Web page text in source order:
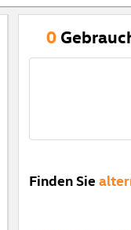
0
Finden Sie